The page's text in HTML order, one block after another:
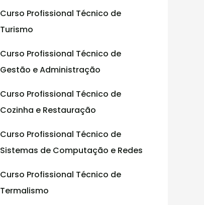
:Curso Profissional Técnico de
Turismo
Curso Profissional Técnico de
Gestão e Administração
Curso Profissional Técnico de
Cozinha e Restauração
Curso Profissional Técnico de
Sistemas de Computação e Redes
Curso Profissional Técnico de
Termalismo